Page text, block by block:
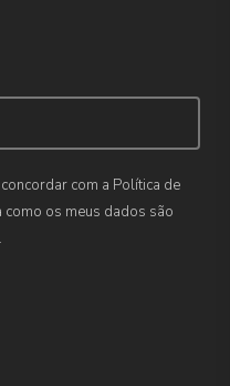
com a Política de
como os meus dados são